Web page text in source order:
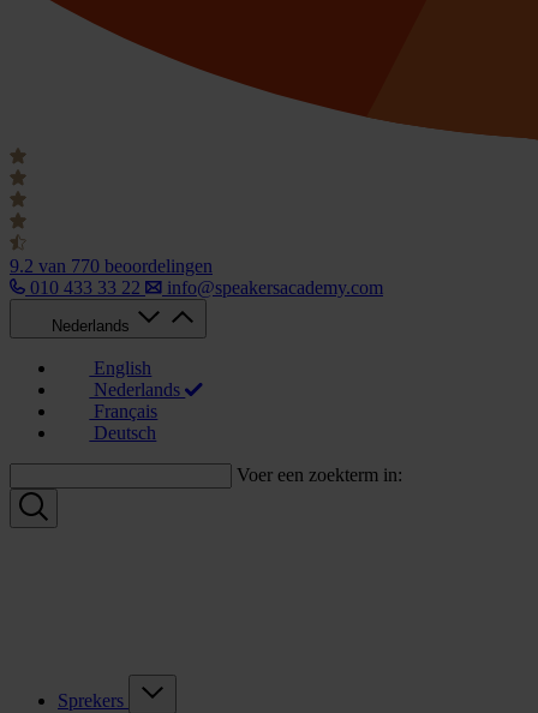
9.2 van 770 beoordelingen
010 433 33 22
info@speakersacademy.com
Nederlands
English
Nederlands
Français
Deutsch
Voer een zoekterm in:
Sprekers